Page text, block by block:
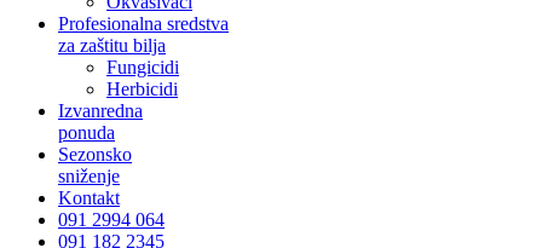
Profesionalna sredstva
za zaštitu bilja
Fungicidi
Herbicidi
Izvanredna
ponuda
Sezonsko
sniženje
Kontakt
091 2994 064
091 182 2345